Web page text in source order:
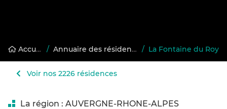
Accueil / Annuaire des résidences gérées / La Fontaine du Roy
Voir nos 2226 résidences
La région : AUVERGNE-RHONE-ALPES